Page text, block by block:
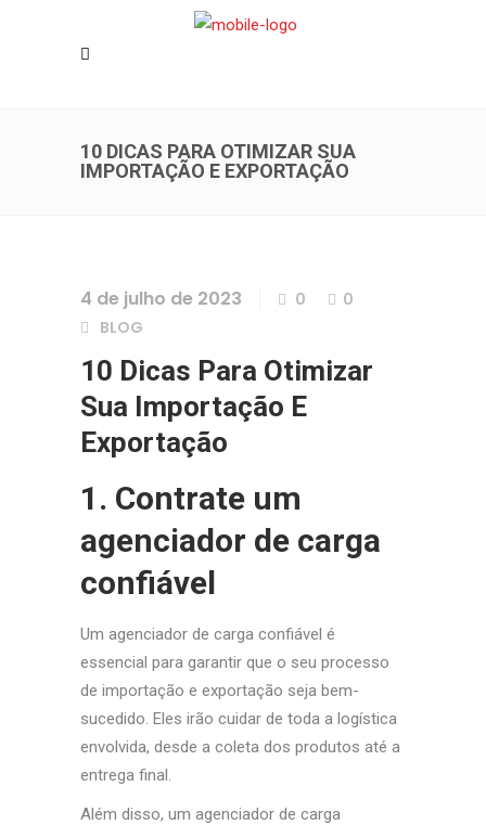
10 DICAS PARA OTIMIZAR SUA
IMPORTAÇÃO E EXPORTAÇÃO
4 de julho de 2023 0
0
BLOG
10 Dicas Para Otimizar
Sua Importação E
Exportação
1. Contrate um
agenciador de carga
confiável
Um agenciador de carga confiável é
essencial para garantir que o seu processo
de importação e exportação seja bem-
sucedido. Eles irão cuidar de toda a logística
envolvida, desde a coleta dos produtos até a
entrega final.
Além disso, um agenciador de carga